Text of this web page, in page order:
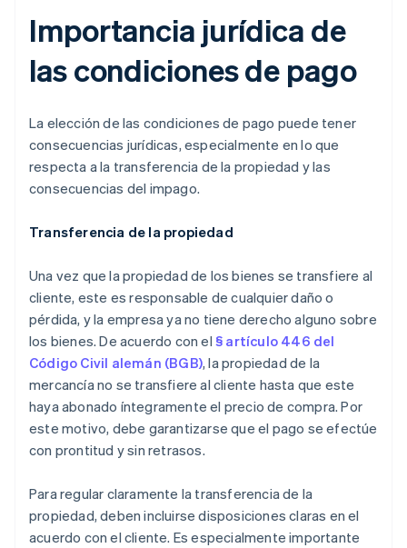
Importancia jurídica de
las condiciones de pago
La elección de las condiciones de pago puede tener
consecuencias jurídicas, especialmente en lo que
respecta a la transferencia de la propiedad y las
consecuencias del impago.
Transferencia de la propiedad
Una vez que la propiedad de los bienes se transfiere al
cliente, este es responsable de cualquier daño o
pérdida, y la empresa ya no tiene derecho alguno sobre
los bienes. De acuerdo con el § artículo 446 del
Código Civil alemán (BGB), la propiedad de la
mercancía no se transfiere al cliente hasta que este
haya abonado íntegramente el precio de compra. Por
este motivo, debe garantizarse que el pago se efectúe
con prontitud y sin retrasos.
Para regular claramente la transferencia de la
propiedad, deben incluirse disposiciones claras en el
acuerdo con el cliente. Es especialmente importante